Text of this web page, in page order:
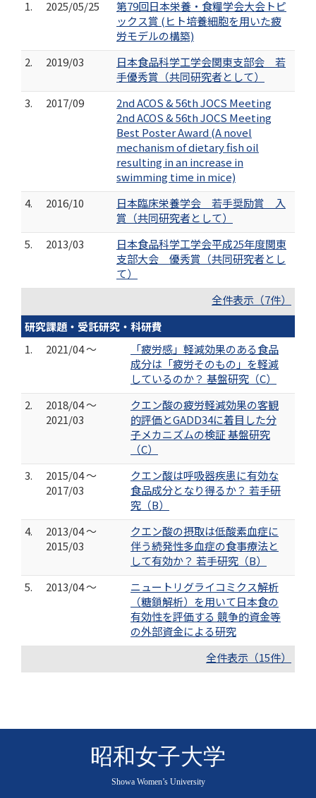
1.
2025/05/25
第79回日本栄養・食糧学会大会トピ
ックス賞 (ヒト培養細胞を用いた疲
労モデルの構築)
2.
2019/03
日本食品科学工学会関東支部会 若
手優秀賞（共同研究者として）
3.
2017/09
2nd ACOS & 56th JOCS Meeting
2nd ACOS & 56th JOCS Meeting
Best Poster Award (A novel
mechanism of dietary fish oil
resulting in an increase in
swimming time in mice)
4.
2016/10
日本臨床栄養学会 若手奨励賞 入
賞（共同研究者として）
5.
2013/03
日本食品科学工学会平成25年度関東
支部大会 優秀賞（共同研究者とし
て）
全件表示（7件）
研究課題・受託研究・科研費
1.
2021/04 ～
「疲労感」軽減効果のある食品
成分は「疲労そのもの」を軽減
しているのか？ 基盤研究（C）
2.
2018/04 ～
2021/03
クエン酸の疲労軽減効果の客観
的評価とGADD34に着目した分
子メカニズムの検証 基盤研究
（C）
3.
2015/04 ～
2017/03
クエン酸は呼吸器疾患に有効な
食品成分となり得るか？ 若手研
究（B）
4.
2013/04 ～
2015/03
クエン酸の摂取は低酸素血症に
伴う続発性多血症の食事療法と
して有効か？ 若手研究（B）
5.
2013/04 ～
ニュートリグライコミクス解析
（糖鎖解析）を用いて日本食の
有効性を評価する 競争的資金等
の外部資金による研究
全件表示（15件）
昭和女子大学
Showa Women’s University